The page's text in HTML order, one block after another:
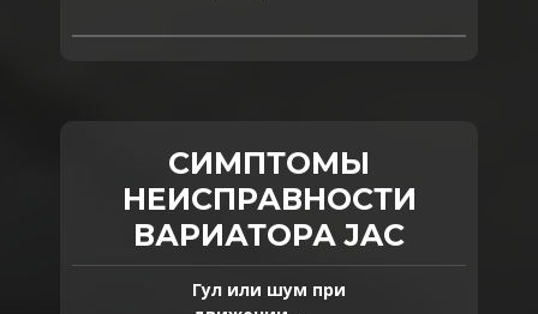
Клапан масляного насоса
СИМПТОМЫ
НЕИСПРАВНОСТИ
ВАРИАТОРА JAC
Гул или шум при